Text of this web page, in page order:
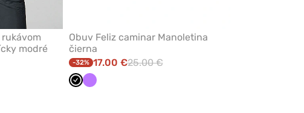
modré
Obuv Feliz caminar Manoletina
čierna
-32% 17.00 €25.00 €
ČiernaFialová